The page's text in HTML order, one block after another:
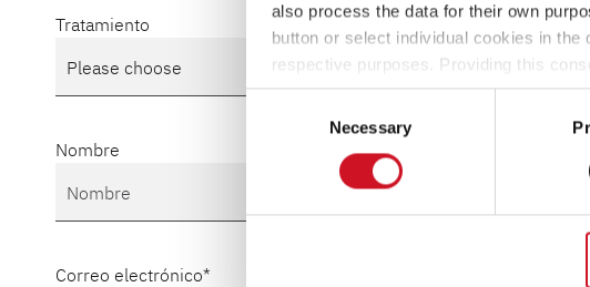
also process the data for their own
button or select individual cookies in
respective purposes. Providing this
settings at any time as well as deselect
the website). You can find further
Consent
Necessary
Tratamiento
Nombre
Correo electrónico